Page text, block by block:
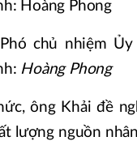
chủ nhiệm
Hoàng Phong
ông Khải đề
lượng nguồn